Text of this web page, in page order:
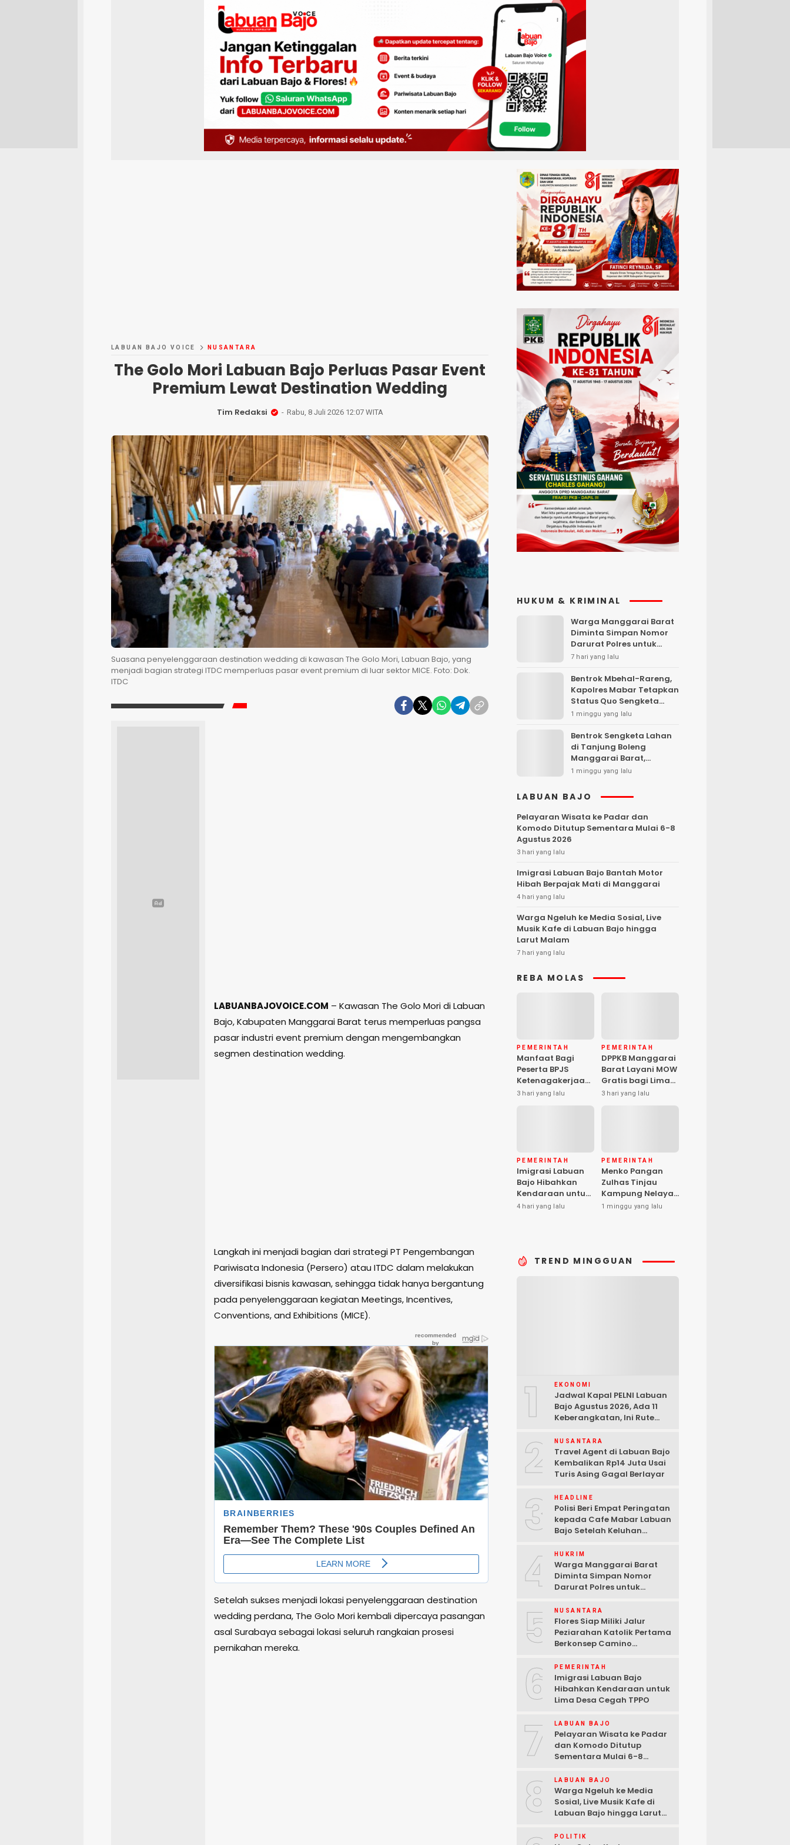
LABUAN BAJO VOICE NUSANTARA
The Golo Mori Labuan Bajo Perluas Pasar Event
Premium Lewat Destination Wedding
Tim Redaksi Rabu, 8 Juli 2026 12:07 WITA
Suasana penyelenggaraan destination wedding di kawasan The Golo Mori, Labuan Bajo, yang
menjadi bagian strategi ITDC memperluas pasar event premium di luar sektor MICE. Foto: Dok.
ITDC
LABUANBAJOVOICE.COM – Kawasan The Golo Mori di Labuan
Bajo, Kabupaten Manggarai Barat terus memperluas pangsa
pasar industri event premium dengan mengembangkan
segmen destination wedding.
Langkah ini menjadi bagian dari strategi PT Pengembangan
Pariwisata Indonesia (Persero) atau ITDC dalam melakukan
diversifikasi bisnis kawasan, sehingga tidak hanya bergantung
pada penyelenggaraan kegiatan Meetings, Incentives,
Conventions, and Exhibitions (MICE).
Setelah sukses menjadi lokasi penyelenggaraan destination
wedding perdana, The Golo Mori kembali dipercaya pasangan
asal Surabaya sebagai lokasi seluruh rangkaian prosesi
pernikahan mereka.
HUKUM & KRIMINAL
Warga Manggarai Barat
Diminta Simpan Nomor
Darurat Polres untuk
Laporan Kamtibmas
7 hari yang lalu
Bentrok Mbehal-Rareng,
Kapolres Mabar Tetapkan
Status Quo Sengketa
Lengkong Warang
1 minggu yang lalu
Bentrok Sengketa Lahan
di Tanjung Boleng
Manggarai Barat,
Kendaraan Dibakar
1 minggu yang lalu
LABUAN BAJO
Pelayaran Wisata ke Padar dan
Komodo Ditutup Sementara Mulai 6-8
Agustus 2026
3 hari yang lalu
Imigrasi Labuan Bajo Bantah Motor
Hibah Berpajak Mati di Manggarai
4 hari yang lalu
Warga Ngeluh ke Media Sosial, Live
Musik Kafe di Labuan Bajo hingga
Larut Malam
7 hari yang lalu
REBA MOLAS
PEMERINTAH
Manfaat Bagi
Peserta BPJS
Ketenagakerjaan
Dapat Santunan
Kematian hingga
3 hari yang lalu
PEMERINTAH
DPPKB Manggarai
Barat Layani MOW
Gratis bagi Lima
Peserta, Biaya
3 hari yang lalu
PEMERINTAH
Imigrasi Labuan
Bajo Hibahkan
Kendaraan untuk
Lima Desa Cegah
4 hari yang lalu
PEMERINTAH
Menko Pangan
Zulhas Tinjau
Kampung Nelayan
Modern Warloka,
1 minggu yang lalu
TREND MINGGUAN
1 EKONOMI
Jadwal Kapal PELNI Labuan
Bajo Agustus 2026, Ada 11
Keberangkatan, Ini Rute
2 NUSANTARA
Travel Agent di Labuan Bajo
Kembalikan Rp14 Juta Usai
Turis Asing Gagal Berlayar
3 HEADLINE
Polisi Beri Empat Peringatan
kepada Cafe Mabar Labuan
Bajo Setelah Keluhan
4 HUKRIM
Warga Manggarai Barat
Diminta Simpan Nomor
Darurat Polres untuk
5 NUSANTARA
Flores Siap Miliki Jalur
Peziarahan Katolik Pertama
Berkonsep Camino
6 PEMERINTAH
Imigrasi Labuan Bajo
Hibahkan Kendaraan untuk
Lima Desa Cegah TPPO
7 LABUAN BAJO
Pelayaran Wisata ke Padar
dan Komodo Ditutup
Sementara Mulai 6-8
8 LABUAN BAJO
Warga Ngeluh ke Media
Sosial, Live Musik Kafe di
Labuan Bajo hingga Larut
POLITIK